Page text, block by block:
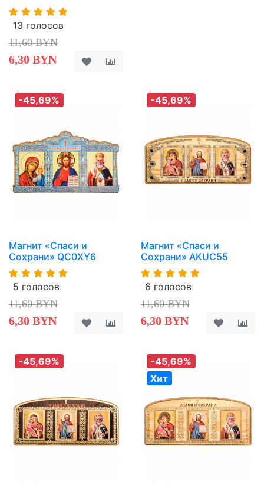
13 голосов
11,60 BYN
6,30 BYN
-45,69%
Магнит «Спаси и
Сохрани» QC0XY6
5 голосов
11,60 BYN
6,30 BYN
-45,69%
Магнит «Спаси и
Сохрани» AKUC55
6 голосов
11,60 BYN
6,30 BYN
-45,69%
-45,69%
Хит